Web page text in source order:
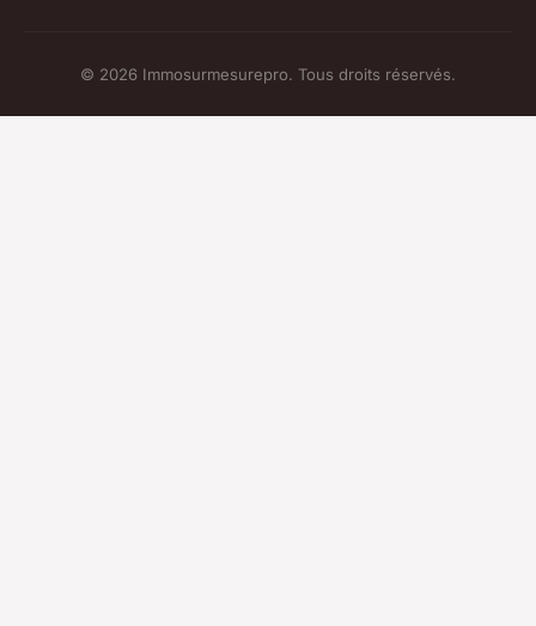
© 2026 Immosurmesurepro. Tous droits réservés.